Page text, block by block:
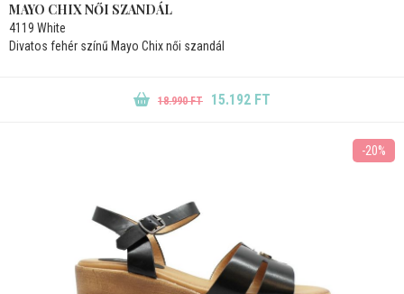
MAYO CHIX NŐI SZANDÁL
4119 White
Divatos fehér színű Mayo Chix női szandál
18.990 FT 15.192 FT
-20%